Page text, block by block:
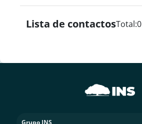
Lista de contactosTotal:0
Grupo INS